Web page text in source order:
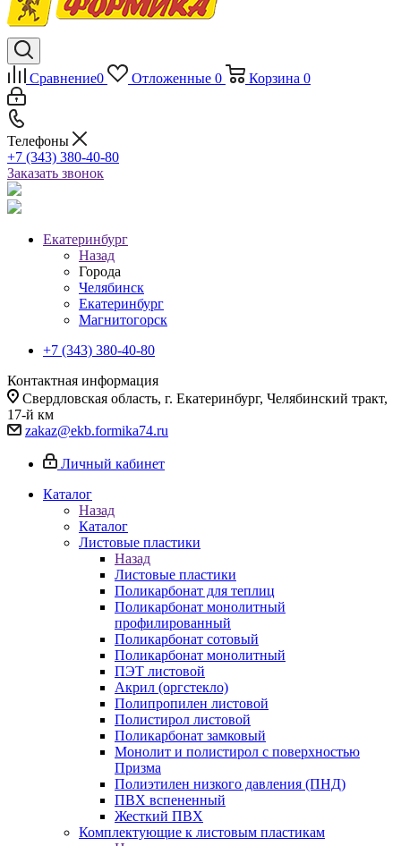
Сравнение0 Отложенные 0 Корзина 0
Телефоны
+7 (343) 380-40-80
Заказать звонок
Екатеринбург
Назад
Города
Челябинск
Екатеринбург
Магнитогорск
+7 (343) 380-40-80
Контактная информация
Свердловская область, г. Екатеринбург, Челябинский тракт,
17-й км
zakaz@ekb.formika74.ru
Личный кабинет
Каталог
Назад
Каталог
Листовые пластики
Назад
Листовые пластики
Поликарбонат для теплиц
Поликарбонат монолитный
профилированный
Поликарбонат сотовый
Поликарбонат монолитный
ПЭТ листовой
Акрил (оргстекло)
Полипропилен листовой
Полистирол листовой
Поликарбонат замковый
Монолит и полистирол с поверхностью
Призма
Полиэтилен низкого давления (ПНД)
ПВХ вспененный
Жесткий ПВХ
Комплектующие к листовым пластикам